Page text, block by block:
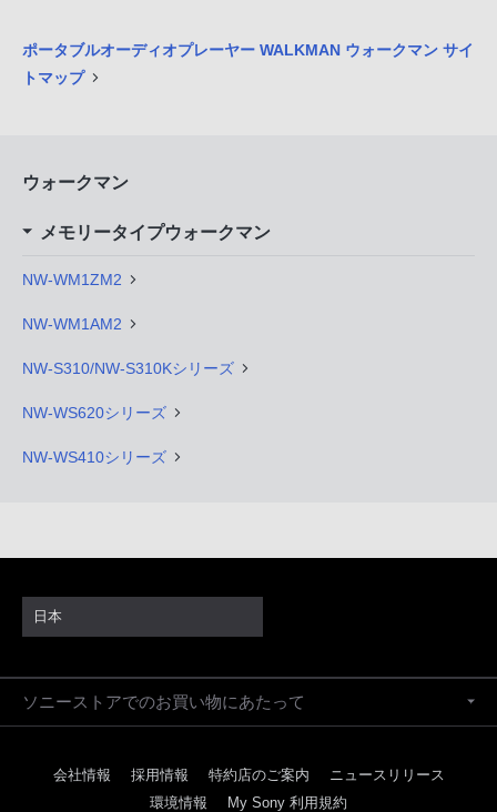
ポータブルオーディオプレーヤー WALKMAN ウォークマン サイ
トマップ
ウォークマン
メモリータイプウォークマン
NW-WM1ZM2
NW-WM1AM2
NW-S310/NW-S310Kシリーズ
NW-WS620シリーズ
NW-WS410シリーズ
日本
ソニーストアでのお買い物にあたって
会社情報 採用情報 特約店のご案内
ニュースリリース
環境情報
My Sony 利用規約